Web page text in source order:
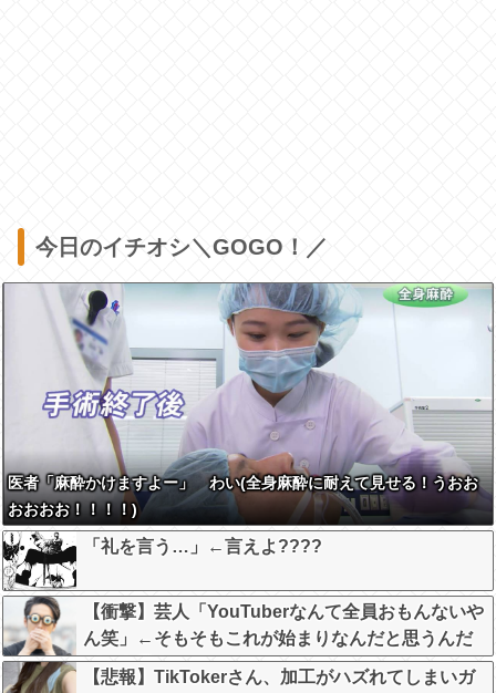
今日のイチオシ＼GOGO！／
医者「麻酔かけますよー」 わい(全身麻酔に耐えて見せる！うおお
おおおお！！！！)
「礼を言う…」←言えよ????
【衝撃】芸人「YouTuberなんて全員おもんないや
ん笑」←そもそもこれが始まりなんだと思うんだ
がどう思う？？？？？
【悲報】TikTokerさん、加工がハズれてしまいガ